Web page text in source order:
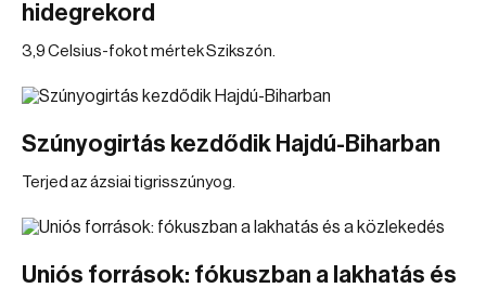
hidegrekord
3,9 Celsius-fokot mértek Szikszón.
Szúnyogirtás kezdődik Hajdú-Biharban
Terjed az ázsiai tigrisszúnyog.
Uniós források: fókuszban a lakhatás és